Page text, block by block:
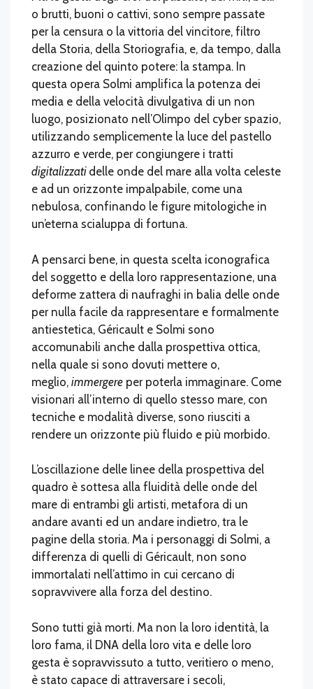
o brutti, buoni o cattivi, sono sempre passate
per la censura o la vittoria del vincitore, filtro
della Storia, della Storiografia, e, da tempo, dalla
creazione del quinto potere: la stampa. In
questa opera Solmi amplifica la potenza dei
media e della velocità divulgativa di un non
luogo, posizionato nell’Olimpo del cyber spazio,
utilizzando semplicemente la luce del pastello
azzurro e verde, per congiungere i tratti
digitalizzati delle onde del mare alla volta celeste
e ad un orizzonte impalpabile, come una
nebulosa, confinando le figure mitologiche in
un’eterna scialuppa di fortuna.
A pensarci bene, in questa scelta iconografica
del soggetto e della loro rappresentazione, una
deforme zattera di naufraghi in balia delle onde
per nulla facile da rappresentare e formalmente
antiestetica, Géricault e Solmi sono
accomunabili anche dalla prospettiva ottica,
nella quale si sono dovuti mettere o,
meglio, immergere per poterla immaginare. Come
visionari all’interno di quello stesso mare, con
tecniche e modalità diverse, sono riusciti a
rendere un orizzonte più fluido e più morbido.
L’oscillazione delle linee della prospettiva del
quadro è sottesa alla fluidità delle onde del
mare di entrambi gli artisti, metafora di un
andare avanti ed un andare indietro, tra le
pagine della storia. Ma i personaggi di Solmi, a
differenza di quelli di Géricault, non sono
immortalati nell’attimo in cui cercano di
sopravvivere alla forza del destino.
Sono tutti già morti. Ma non la loro identità, la
loro fama, il DNA della loro vita e delle loro
gesta è sopravvissuto a tutto, veritiero o meno,
è stato capace di attraversare i secoli,